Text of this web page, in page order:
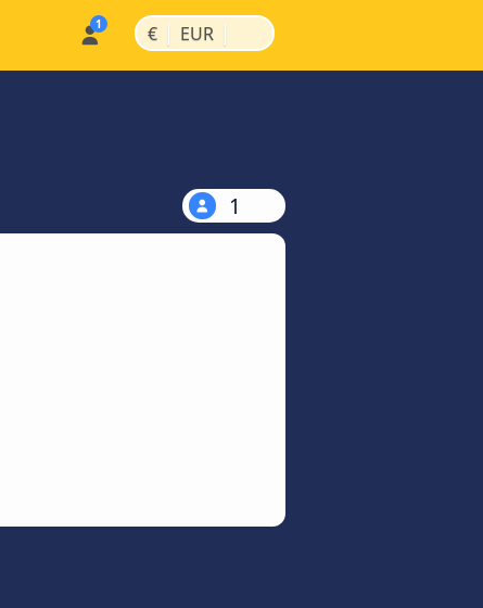
€ | EUR |
1